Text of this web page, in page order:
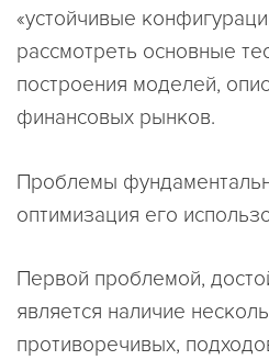
«устойчивые
рассмотреть основные
построения моделей,
финансовых рынков.
Проблемы
оптимизация его
Первой проблемой,
является наличие
противоречивых,